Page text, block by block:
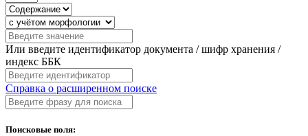
Или введите идентификатор документа / шифр хранения /
индекс ББК
Справка о расширенном поиске
Поисковые поля: